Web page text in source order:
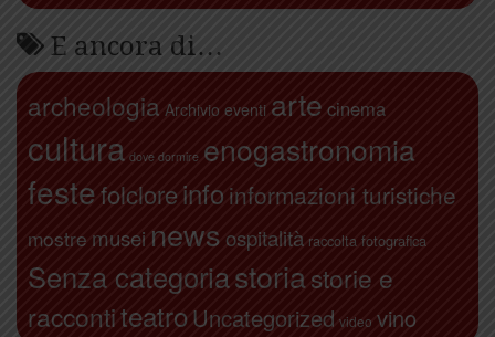
E ancora di…
archeologia Archivio eventi arte cinema
cultura dove dormire enogastronomia
festefolcloreinfo informazioni turistiche
mostre musei news ospitalità raccolta fotografica
Senza categoriastoriastorie e
raccontiteatro Uncategorized video vino